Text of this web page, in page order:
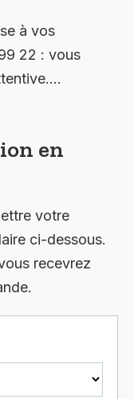
à vos
22 : vous
en
votre
ci-dessous.
recevrez